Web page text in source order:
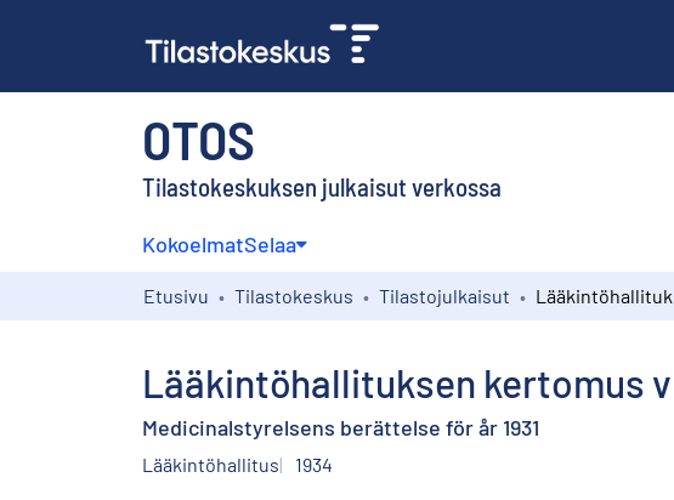
OTOS
Tilastokeskuksen julkaisut verkossa
KokoelmatSelaa
Etusivu Tilastokeskus Tilastojulkaisut
Lääkintöhallituksen kertomus
Medicinalstyrelsens berättelse för år 1931
Lääkintöhallitus 1934